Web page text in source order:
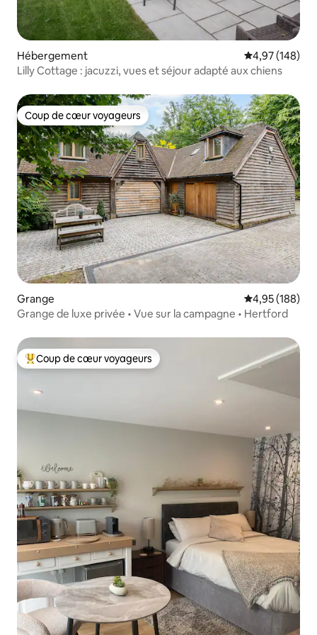
Hébergement Évaluation
4,97 (148)
Lilly Cottage : jacuzzi, vues et séjour adapté aux chiens
Coup de cœur voyageurs
Coup de cœur voyageurs
Grange Évaluation
4,95 (188)
Grange de luxe privée • Vue sur la campagne • Hertford
Coups de cœur voyageurs les plus appréciés
Coup de cœur voyageurs